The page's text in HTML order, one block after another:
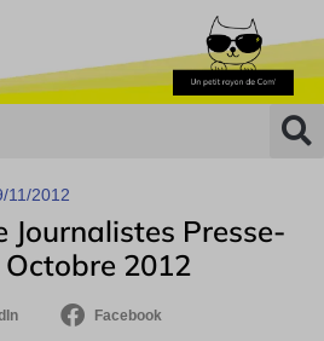
11/2012
Journalistes Presse-
2012
Facebook